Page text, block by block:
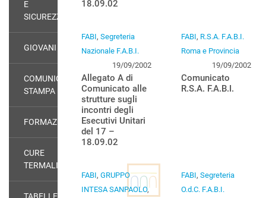
E
SICUREZZA
GIOVANI
COMUNICATI
STAMPA
FORMAZIONE
CURE
TERMALI
18.09.02
FABI, Segreteria
Nazionale F.A.B.I.
19/09/2002
Allegato A di
Comunicato alle
strutture sugli
incontri degli
Esecutivi Unitari
del 17 –
18.09.02
FABI, R.S.A. F.A.B.I.
Roma e Provincia
19/09/2002
Comunicato
R.S.A. F.A.B.I.
FABI, GRUPPO
INTESA SANPAOLO,
FABI, Segreteria
O.d.C. F.A.B.I.